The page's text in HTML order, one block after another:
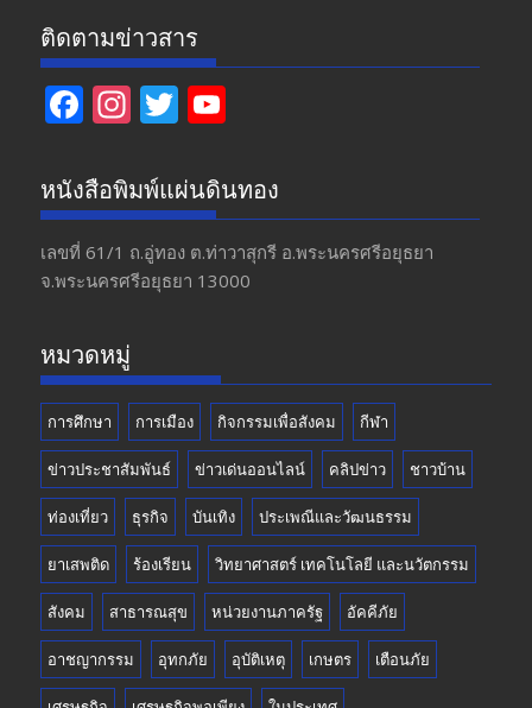
ติดตามข่าวสาร
F
e
b
o
o
In
a
gr
a
m
T
itt
er
u
T
u
b
หนังสือพิมพ์แผ่นดินทอง
เลขที่ 61/1 ถ.อู่ทอง​ ต.​ท่าวาสุกรี​ อ.พระนครศรีอยุธยา​
จ.พระนครศรีอยุธยา 13000
หมวดหมู่
การศึกษา การเมือง กิจกรรมเพื่อสังคม กีฬา
ข่าวประชาสัมพันธ์ ข่าวเด่นออนไลน์ คลิปข่าว ชาวบ้าน
ท่องเที่ยว ธุรกิจ บันเทิง ประเพณีและวัฒนธรรม
ยาเสพติด ร้องเรียน วิทยาศาสตร์ เทคโนโลยี และนวัตกรรม
สังคม สาธารณสุข หน่วยงานภาครัฐ อัคคีภัย
อาชญากรรม อุทกภัย อุบัติเหตุ เกษตร เตือนภัย